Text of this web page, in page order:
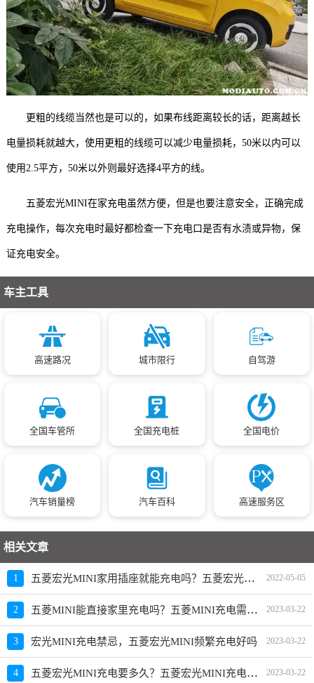
更粗的线缆当然也是可以的，如果布线距离较长的话，距离越长
电量损耗就越大，使用更粗的线缆可以减少电量损耗，50米以内可以
使用2.5平方，50米以外则最好选择4平方的线。
五菱宏光MINI在家充电虽然方便，但是也要注意安全，正确完成
充电操作，每次充电时最好都检查一下充电口是否有水渍或异物，保
证充电安全。
车主工具
高速路况 城市限行 自驾游
全国车管所 全国充电桩 全国电价
汽车销量榜 汽车百科 高速服务区
相关文章
1 五菱宏光MINI家用插座就能充电吗？五菱宏光MINI能在家里充电吗 2022-05-05
2 五菱MINI能直接家里充电吗？五菱MINI充电需要几平方线 2023-03-22
3 宏光MINI充电禁忌，五菱宏光MINI频繁充电好吗 2023-03-22
4 五菱宏光MINI充电要多久？五菱宏光MINI充电一次多少度电 2023-03-22